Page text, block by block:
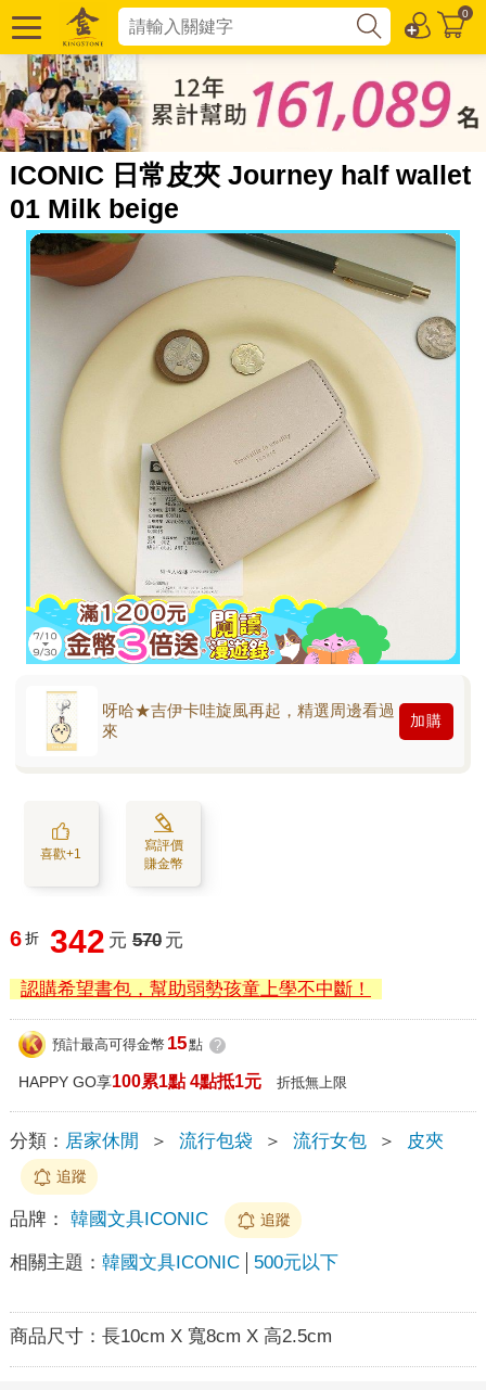
0
ICONIC 日常皮夾 Journey half wallet
01 Milk beige
呀哈★吉伊卡哇旋風再起，精選周邊看過
來
加購
喜歡+1
寫評價
賺金幣
6 折 342 元 570 元
認購希望書包，幫助弱勢孩童上學不中斷！
預計最高可得金幣 15點 ?
HAPPY GO享100累1點 4點抵1元 折抵無上限
分類： 居家休閒 ＞ 流行包袋 ＞ 流行女包 ＞ 皮夾
追蹤
品牌： 韓國文具ICONIC 追蹤
相關主題： 韓國文具ICONIC 500元以下
商品尺寸： 長10cm X 寬8cm X 高2.5cm